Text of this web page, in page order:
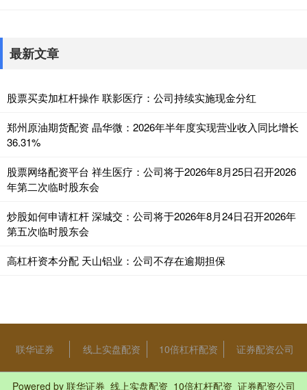
最新文章
股票买卖加杠杆操作 联影医疗：公司持续实施现金分红
郑州原油期货配资 晶华微：2026年半年度实现营业收入同比增长
36.31%
股票网络配资平台 祥生医疗：公司将于2026年8月25日召开2026
年第二次临时股东会
炒股如何申请杠杆 深城交：公司将于2026年8月24日召开2026年
第五次临时股东会
高杠杆资本分配 天山铝业：公司不存在逾期担保
联华证券 线上实盘配资 10倍杠杆配资 证券配资公司
Powered by 联华证券_线上实盘配资_10倍杠杆配资_证券配资公司